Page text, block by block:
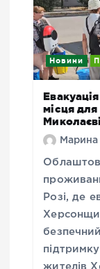
Новини
місця
Розі, де
жителів